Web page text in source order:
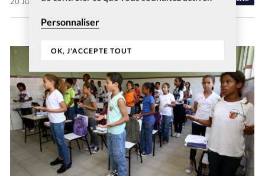
Personnaliser
OK, J'ACCEPTE TOUT